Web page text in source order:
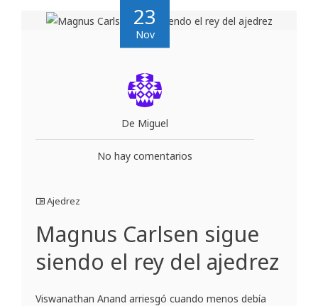
23
Nov
De Miguel
No hay comentarios
Ajedrez
Magnus Carlsen sigue
siendo el rey del ajedrez
Viswanathan Anand arriesgó cuando menos debía